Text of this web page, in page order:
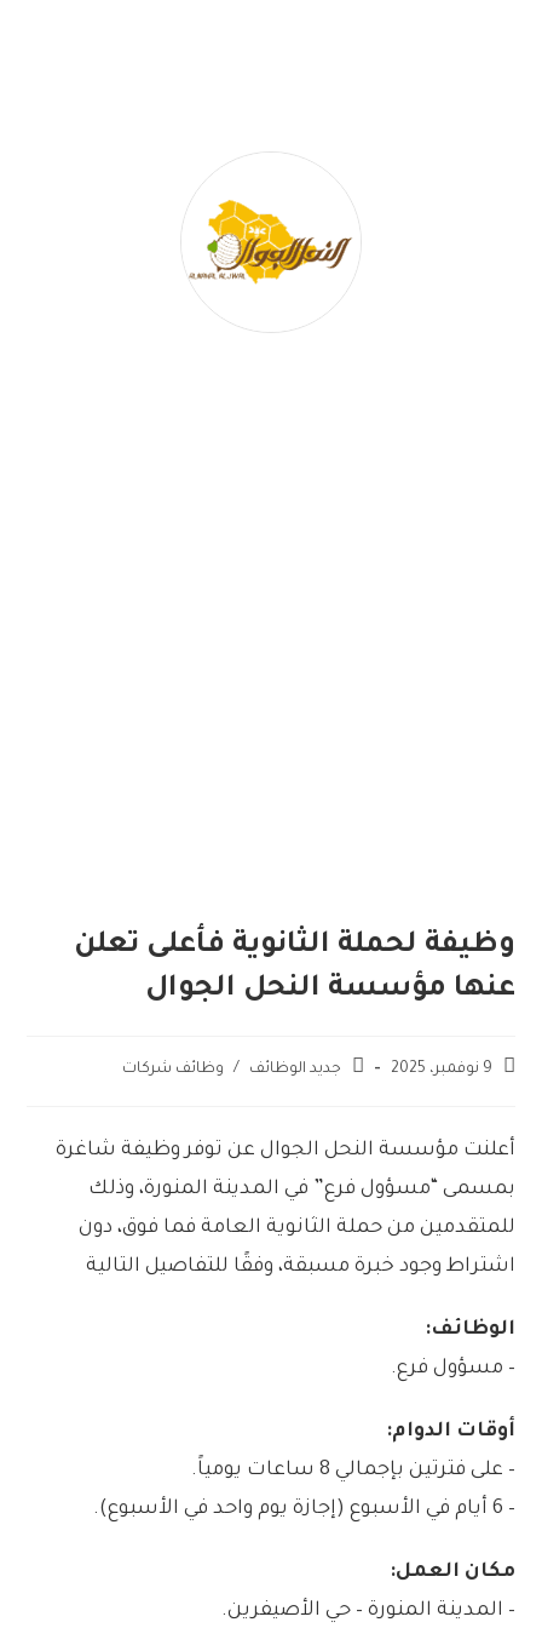
وظيفة لحملة الثانوية فأعلى تعلن
عنها مؤسسة النحل الجوال
9 نوفمبر، 2025 جديد الوظائف / وظائف شركات
أعلنت مؤسسة النحل الجوال عن توفر وظيفة شاغرة
بمسمى “مسؤول فرع” في المدينة المنورة، وذلك
للمتقدمين من حملة الثانوية العامة فما فوق، دون
اشتراط وجود خبرة مسبقة، وفقًا للتفاصيل التالية
الوظائف:
– مسؤول فرع.
أوقات الدوام:
– على فترتين بإجمالي 8 ساعات يومياً.
– 6 أيام في الأسبوع (إجازة يوم واحد في الأسبوع).
مكان العمل:
– المدينة المنورة – حي الأصيفرين.